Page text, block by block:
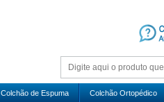
Colchão de Espuma Colchão Ortopédico